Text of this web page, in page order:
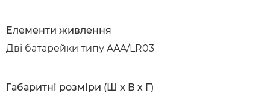
Елементи живлення
Дві батарейки типу AAA/LR03
Габаритні розміри (Ш х В х Г)